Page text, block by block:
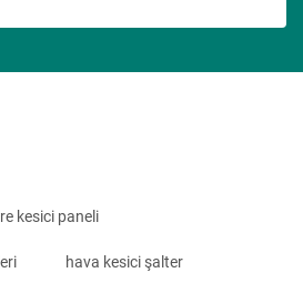
kesici paneli
hava kesici şalter